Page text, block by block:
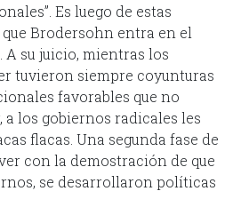
Es luego de estas
Brodersohn entra en el
su juicio, mientras los
tuvieron siempre coyunturas
favorables que no
los gobiernos radicales les
flacas. Una segunda fase de
con la demostración de que
se desarrollaron políticas